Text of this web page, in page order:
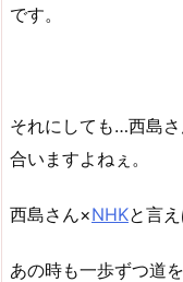
です。
それにしても…西島
合いますよねぇ。
西島さん×NHKと言
あの時も一歩ずつ道